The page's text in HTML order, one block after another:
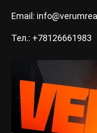
Email:
Тел.: +78126661983